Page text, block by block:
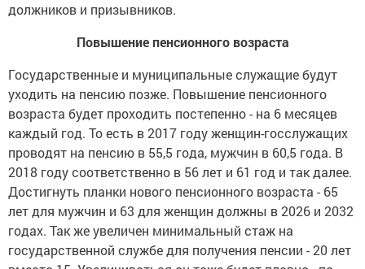
должников и призывников.
Повышение пенсионного возраста
Государственные и муниципальные служащие будут
уходить на пенсию позже. Повышение пенсионного
возраста будет проходить постепенно - на 6 месяцев
каждый год. То есть в 2017 году женщин-госслужащих
проводят на пенсию в 55,5 года, мужчин в 60,5 года. В
2018 году соответственно в 56 лет и 61 год и так далее.
Достигнуть планки нового пенсионного возраста - 65
лет для мужчин и 63 для женщин должны в 2026 и 2032
годах. Так же увеличен минимальный стаж на
государственной службе для получения пенсии - 20 лет